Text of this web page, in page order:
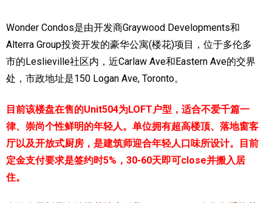
加拿大的历史文化
加拿大社会保险系统
定居安大略省
加拿大的福利制度
吃货眼中的加拿大地图
Wonder Condos是由开发商Graywood Developments和
Alterra Group投资开发的豪华公寓(楼花)项目，位于多伦多
市的Leslieville社区内，近Carlaw Ave和Eastern Ave的交界
处，市政地址是150 Logan Ave, Toronto。
目前该楼盘在售的Unit504为LOFT户型，适合不爱千篇一
律、崇尚个性鲜明的年轻人。单位拥有超高楼顶、落地窗客
厅以及开放式厨房，是建筑师迎合年轻人口味所设计。
目前
定金支付要求是签约时5%，30-60天即可close并搬入居
住。